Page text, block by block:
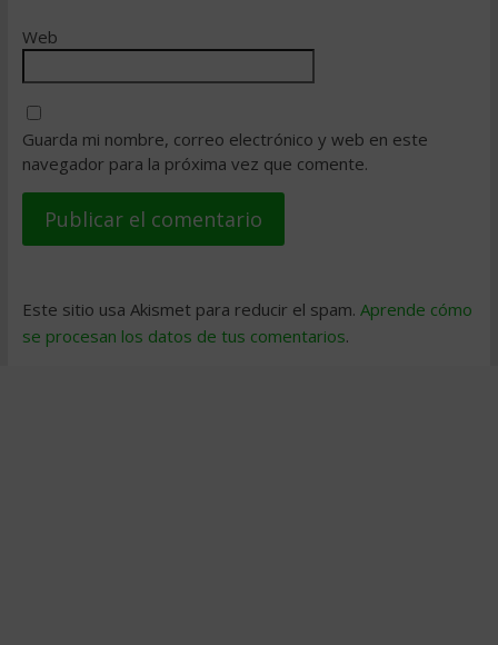
Web
Guarda mi nombre, correo electrónico y web en este
navegador para la próxima vez que comente.
Este sitio usa Akismet para reducir el spam. Aprende cómo
se procesan los datos de tus comentarios.